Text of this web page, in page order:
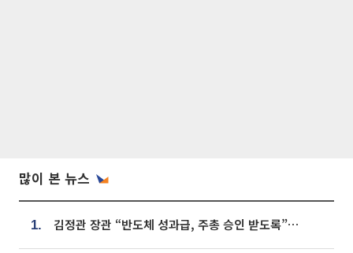
많이 본 뉴스
1. 김정관 장관 “반도체 성과급, 주총 승인 받도록”…상법·자본시장법 개정 시사